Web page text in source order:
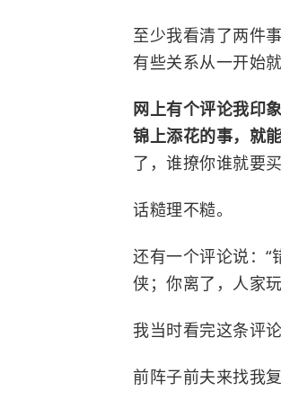
至少我看清了两件
有些关系从一开始
网上有个评论我印
锦上添花的事，就
了，谁撩你谁就要
话糙理不糙。
还有一个评论说：“
侠；你离了，人家
我当时看完这条评
前阵子前夫来找我